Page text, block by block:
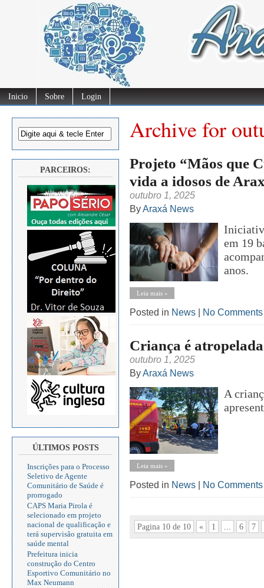
Inicio Sobre Login
PARCEIROS:
ÚLTIMOS POSTS
Inscrições para o Processo
Seletivo de Agente
Comunitário de Saúde é
prorrogado
CAPS Maria Pirola é
selecionado em projeto
nacional de qualificação e
terá supervisão gratuita em
saúde mental
Prefeitura inicia
construção do Centro
Esportivo Comunitário no
Max Neumann
Archive for
Projeto “Mãos que
vida a idosos de
outubro 1, 2025
ByAraxá News
em 19
anos.
Leia mais »
Posted in News No
Criança é
outubro 1, 2025
ByAraxá News
A
Leia mais »
Posted in News No
Pagina 10 de 10 « 1 6 7